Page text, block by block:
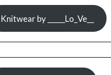
Knitwear by _____Lo_Ve__